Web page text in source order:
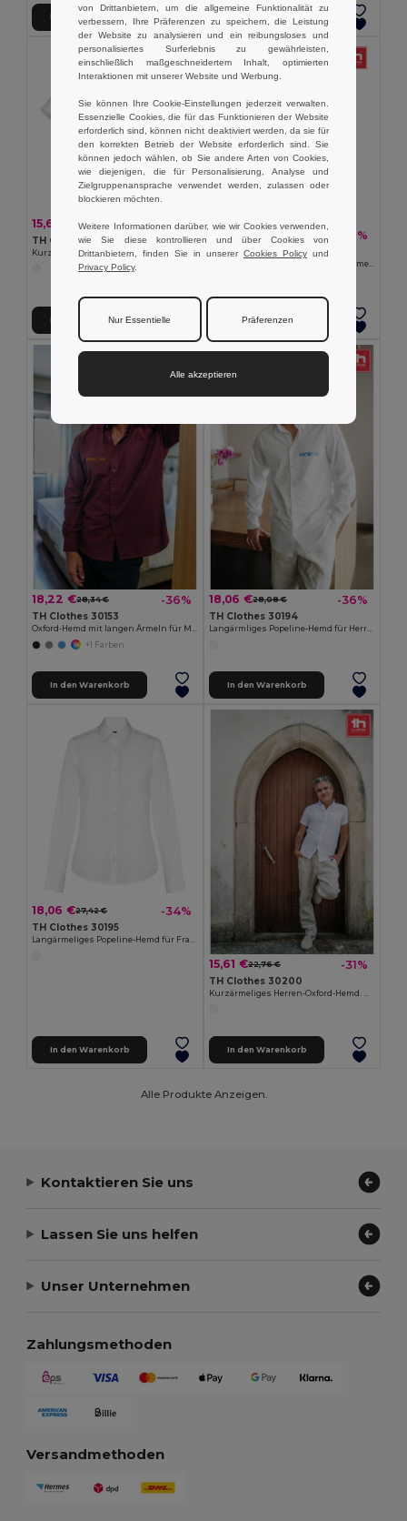
In den Warenkorb In den Warenkorb
15,61 € 23,71 € -34%
TH Clothes 30201
Kurzärmeliges Oxford-Hemd für Damen. Weiße Farbe
In den Warenkorb
15,61 €22,76 € -31%
TH Clothes 30157
Herren-Oxford-Hemd mit kurzen Ärmeln
In den Warenkorb
18,22 €28,34 € -36%
TH Clothes 30153
Oxford-Hemd mit langen Ärmeln für Männer
+1 Farben
In den Warenkorb
18,06 €28,08 € -36%
TH Clothes 30194
Langärmliges Popeline-Hemd für Herren. Weiße Farbe
In den Warenkorb
18,06 €27,42 € -34%
TH Clothes 30195
Langärmeliges Popeline-Hemd für Frauen. Weiße Farbe
In den Warenkorb
15,61 €22,76 € -31%
TH Clothes 30200
Kurzärmeliges Herren-Oxford-Hemd. Weiße Farbe
In den Warenkorb
Alle Produkte Anzeigen.
Kontaktieren Sie uns
Lassen Sie uns helfen
Unser Unternehmen
Zahlungsmethoden
Versandmethoden
von Drittanbietern, um die allgemeine Funktionalität zu
verbessern, Ihre Präferenzen zu speichern, die Leistung
der Website zu analysieren und ein reibungsloses und
personalisiertes Surferlebnis zu gewährleisten,
einschließlich maßgeschneidertem Inhalt, optimierten
Interaktionen mit unserer Website und Werbung.
Sie können Ihre Cookie-Einstellungen jederzeit verwalten.
Essenzielle Cookies, die für das Funktionieren der Website
erforderlich sind, können nicht deaktiviert werden, da sie für
den korrekten Betrieb der Website erforderlich sind. Sie
können jedoch wählen, ob Sie andere Arten von Cookies,
wie diejenigen, die für Personalisierung, Analyse und
Zielgruppenansprache verwendet werden, zulassen oder
blockieren möchten.
Weitere Informationen darüber, wie wir Cookies verwenden,
wie Sie diese kontrollieren und über Cookies von
Drittanbietern, finden Sie in unserer Cookies Policy und
Privacy Policy.
Nur Essentielle Präferenzen
Alle akzeptieren